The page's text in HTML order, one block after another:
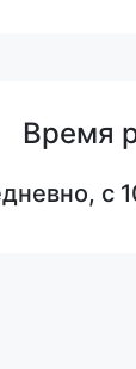
Время
с